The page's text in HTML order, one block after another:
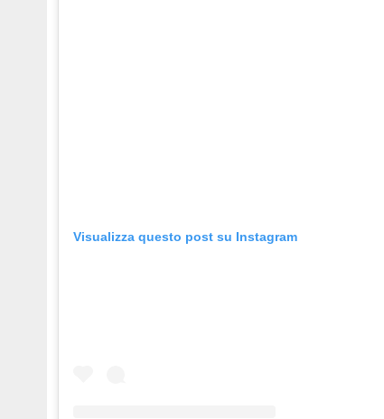
Visualizza questo post su Instagram